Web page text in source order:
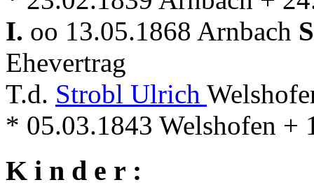
I. oo 13.05.1868 Arnbach
Ehevertrag
T.d. Strobl Ulrich
* 05.03.1843 Welshofen +
K i n d e r :